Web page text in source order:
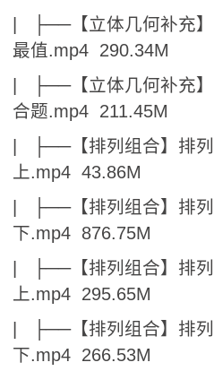
| ├──【立体几何补充】
最值.mp4 290.34M
| ├──【立体几何补充】
合题.mp4 211.45M
| ├──【排列组合】排列
上.mp4 43.86M
| ├──【排列组合】排列
下.mp4 876.75M
| ├──【排列组合】排列
上.mp4 295.65M
| ├──【排列组合】排列
下.mp4 266.53M